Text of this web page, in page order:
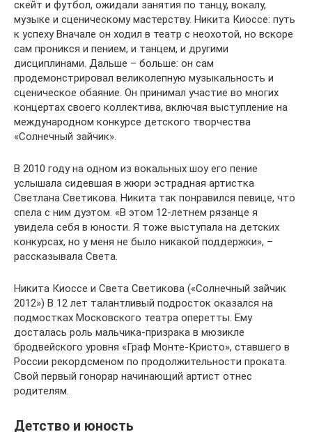
скейт и футбол, ожидали занятия по танцу, вокалу,
музыке и сценическому мастерству. Никита Киоссе: путь
к успеху Вначале он ходил в театр с неохотой, но вскоре
сам проникся и пением, и танцем, и другими
дисциплинами. Дальше – больше: он сам
продемонстрировал великолепную музыкальность и
сценическое обаяние. Он принимал участие во многих
концертах своего коллектива, включая выступление на
международном конкурсе детского творчества
«Солнечный зайчик».
В 2010 году на одном из вокальных шоу его пение
услышала сидевшая в жюри эстрадная артистка
Светлана Светикова. Никита так понравился певице, что
спела с ним дуэтом. «В этом 12-летнем рязанце я
увидела себя в юности. Я тоже выступала на детских
конкурсах, но у меня не было никакой поддержки», –
рассказывала Света.
Никита Киоссе и Света Светикова («Солнечный зайчик
2012») В 12 лет талантливый подросток оказался на
подмостках Московского театра оперетты. Ему
досталась роль мальчика-призрака в мюзикле
бродвейского уровня «Граф Монте-Кристо», ставшего в
России рекордсменом по продолжительности проката.
Свой первый гонорар начинающий артист отнес
родителям.
Детство и юность